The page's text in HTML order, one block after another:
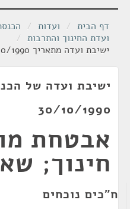
דף הבית / ועדות /
ועדת החינוך והתרבות /
ישיבת ועדה מתאריך 30/10/1990
30/10/1990
אבטחת
חינוך;
ח"כים נוכחים